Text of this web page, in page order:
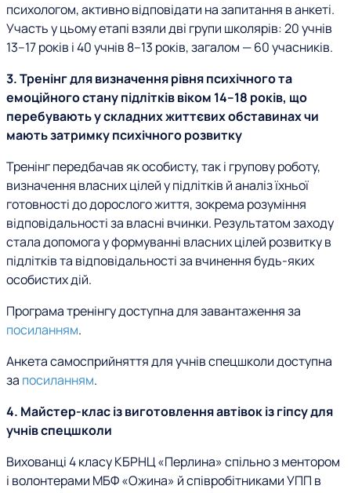
психологом, активно відповідати на запитання в анкеті.
Участь у цьому етапі взяли дві групи школярів: 20 учнів
13–17 років і 40 учнів 8–13 років, загалом — 60 учасників.
3. Тренінг для визначення рівня психічного та
емоційного стану підлітків віком 14–18 років, що
перебувають у складних життєвих обставинах чи
мають затримку психічного розвитку
Тренінг передбачав як особисту, так і групову роботу,
визначення власних цілей у підлітків й аналіз їхньої
готовності до дорослого життя, зокрема розуміння
відповідальності за власні вчинки. Результатом заходу
стала допомога у формуванні власних цілей розвитку в
підлітків та відповідальності за вчинення будь-яких
особистих дій.
Програма тренінгу доступна для завантаження за
посиланням.
Анкета самосприйняття для учнів спецшколи доступна
за посиланням.
4. Майстер-клас із виготовлення автівок із гіпсу для
учнів спецшколи
Вихованці 4 класу КБРНЦ «Перлина» спільно з ментором
і волонтерами МБФ «Ожина» й співробітниками УПП в